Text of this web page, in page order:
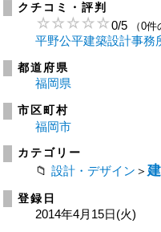
クチコミ・評判
0/5 （0
平野公平建築設計事務
都道府県
福岡県
市区町村
福岡市
カテゴリー
設計・デザイン ＞
登録日
2014年4月15日(火)